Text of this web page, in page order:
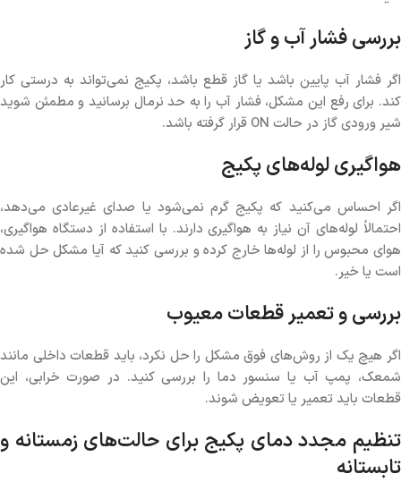
بررسی فشار آب و گاز
اگر فشار آب پایین باشد یا گاز قطع باشد، پکیج نمی‌تواند به درستی کار
کند. برای رفع این مشکل، فشار آب را به حد نرمال برسانید و مطمئن شوید
شیر ورودی گاز در حالت ON قرار گرفته باشد.
هواگیری لوله‌های پکیج
اگر احساس می‌کنید که پکیج گرم نمی‌شود یا صدای غیرعادی می‌دهد،
احتمالاً لوله‌های آن نیاز به هواگیری دارند. با استفاده از دستگاه هواگیری،
هوای محبوس را از لوله‌ها خارج کرده و بررسی کنید که آیا مشکل حل شده
است یا خیر.
بررسی و تعمیر قطعات معیوب
اگر هیچ یک از روش‌های فوق مشکل را حل نکرد، باید قطعات داخلی مانند
شمعک، پمپ آب یا سنسور دما را بررسی کنید. در صورت خرابی، این
قطعات باید تعمیر یا تعویض شوند.
تنظیم مجدد دمای پکیج برای حالت‌های زمستانه و
تابستانه